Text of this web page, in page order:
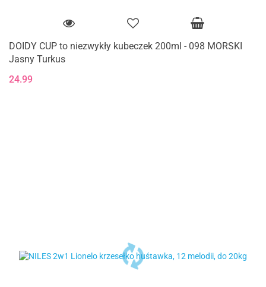
DOIDY CUP to niezwykły kubeczek 200ml - 098 MORSKI
Jasny Turkus
24.99